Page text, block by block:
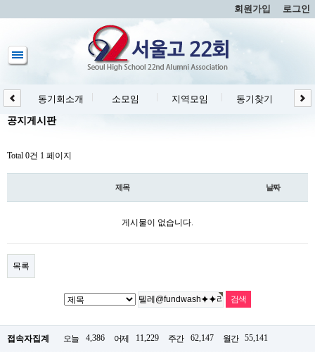
회원가입 로그인
동기회소개 소모임 지역모임 동기찾기 동
공지게시판
Total 0건 1 페이지
제목 날짜
게시물이 없습니다.
목록
접속자집계 오늘 4,386 어제 11,229 주간 62,147 월간 55,141